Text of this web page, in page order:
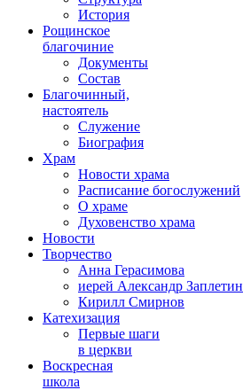
История
Рощинское
благочиние
Документы
Состав
Благочинный,
настоятель
Служение
Биография
Храм
Новости храма
Расписание богослужений
О храме
Духовенство храма
Новости
Творчество
Анна Герасимова
иерей Александр Заплетин
Кирилл Смирнов
Катехизация
Первые шаги
в церкви
Воскресная
школа